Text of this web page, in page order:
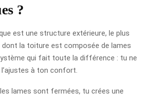
?
est une structure extérieure, le plus
dont la toiture est composée de lames
qui fait toute la différence : tu ne
à ton confort.
lames sont fermées, tu crées une